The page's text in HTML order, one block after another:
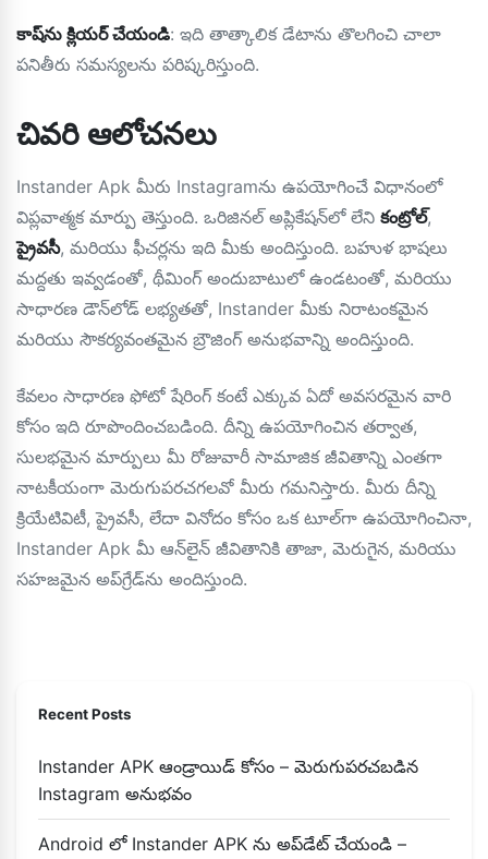
కాష్‌ను క్లియర్ చేయండి: ఇది తాత్కాలిక డేటాను తొలగించి చాలా
పనితీరు సమస్యలను పరిష్కరిస్తుంది.
చివరి ఆలోచనలు
Instander Apk మీరు Instagramను ఉపయోగించే విధానంలో
విప్లవాత్మక మార్పు తెస్తుంది. ఒరిజినల్ అప్లికేషన్‌లో లేని కంట్రోల్,
ప్రైవసీ, మరియు ఫీచర్లను ఇది మీకు అందిస్తుంది. బహుళ భాషలు
మద్దతు ఇవ్వడంతో, థీమింగ్ అందుబాటులో ఉండటంతో, మరియు
సాధారణ డౌన్‌లోడ్ లభ్యతతో, Instander మీకు నిరాటంకమైన
మరియు సౌకర్యవంతమైన బ్రౌజింగ్ అనుభవాన్ని అందిస్తుంది.
కేవలం సాధారణ ఫోటో షేరింగ్ కంటే ఎక్కువ ఏదో అవసరమైన వారి
కోసం ఇది రూపొందించబడింది. దీన్ని ఉపయోగించిన తర్వాత,
సులభమైన మార్పులు మీ రోజువారీ సామాజిక జీవితాన్ని ఎంతగా
నాటకీయంగా మెరుగుపరచగలవో మీరు గమనిస్తారు. మీరు దీన్ని
క్రియేటివిటీ, ప్రైవసీ, లేదా వినోదం కోసం ఒక టూల్‌గా ఉపయోగించినా,
Instander Apk మీ ఆన్‌లైన్ జీవితానికి తాజా, మెరుగైన, మరియు
సహజమైన అప్‌గ్రేడ్‌ను అందిస్తుంది.
Recent Posts
Instander APK ఆండ్రాయిడ్ కోసం – మెరుగుపరచబడిన
Instagram అనుభవం
Android లో Instander APK ను అప్‌డేట్ చేయండి –